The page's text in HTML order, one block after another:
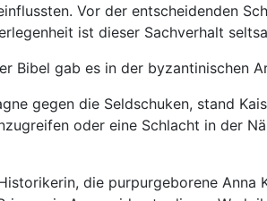
Vor der entscheidenden
ist dieser Sachverhalt
Bibel gab es in der byzantinischen
gegen die Seldschuken, stand
oder eine Schlacht in der
die purpurgeborene